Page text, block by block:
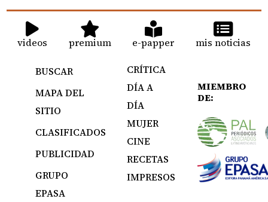
videos premium e-papper mis noticias
BUSCAR
MAPA DEL
SITIO
CLASIFICADOS
PUBLICIDAD
GRUPO
EPASA
CRÍTICA
DÍA A
DÍA
MUJER
CINE
RECETAS
IMPRESOS
MIEMBRO
DE: